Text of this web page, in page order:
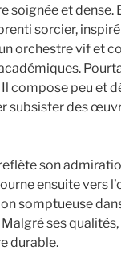
soignée et dense.
sorcier,
orchestre vif et
compose peu et
subsister des
son
ensuite vers
somptueuse
ses
durable.